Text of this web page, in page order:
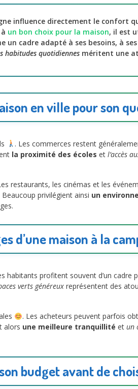
influence directement le confort
un bon choix pour la maison, il est
un cadre adapté à ses besoins, à
habitudes quotidiennesméritent une
en ville pour son
. Les commerces restent
la proximité des écoles et l’accès
restaurants, les cinémas et les
privilégient ainsi un
d’une maison à la
habitants profitent souvent d’un
verts généreux représentent des
. Les acheteurs peuvent parfois
alors une meilleure tranquillité et un
budget avant de